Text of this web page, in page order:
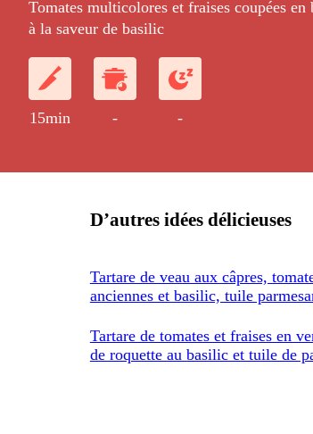
Tomates multicolores et fraises coupées en
à la saveur de basilic
15min - -
D’autres idées délicieuses
Tartare de veau aux câpres,
anciennes et basilic, tuile
Tartare de tomates et fraises en
de roquette au basilic et tuile de